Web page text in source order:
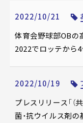
2022/10/21
体育会野球部OBの
2022でロッテから
2022/10/19
プレスリリース「（
菌・抗ウイルス剤